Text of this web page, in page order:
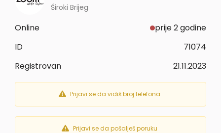
Široki Brijeg
Online
prije 2 godine
ID
71074
Registrovan
21.11.2023
Prijavi se da vidiš broj telefona
Prijavi se da pošalješ poruku